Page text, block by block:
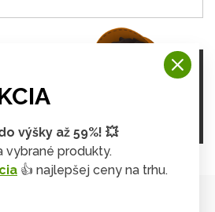
výšky až 59%! 💥
vybrané produkty.
👍 najlepšej ceny na trhu.